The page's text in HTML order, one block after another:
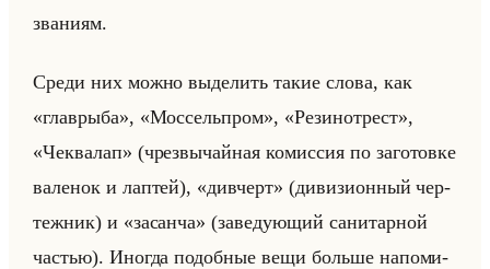
зва­ни­ям.
Среди них можно вы­де­лить такие слова, как
«главрыба», «Моссельпром», «Резинотрест»,
«Чеквалап» (чрез­вы­чайная ко­мис­сия по за­го­тов­ке
ва­ле­нок и лап­тей), «дивчерт» (ди­ви­зи­он­ный чер­
теж­ник) и «засанча» (за­ве­ду­ющий са­ни­тар­ной
ча­стью). Ино­гда по­доб­ные вещи больше на­по­ми­